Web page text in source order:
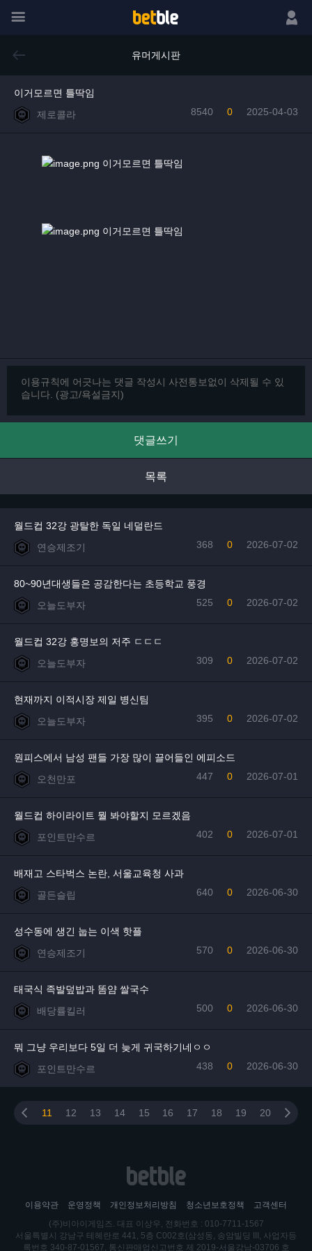
메뉴 유머게시판
이거모르면 틀딱임
제로콜라
2025-04-03
0
8540
댓글쓰기
목록
월드컵 32강 광탈한 독일 네덜란드
연승제조기
2026-07-02
0
368
80~90년대생들은 공감한다는 초등학교 풍경
오늘도부자
2026-07-02
0
525
월드컵 32강 홍명보의 저주 ㄷㄷㄷ
오늘도부자
2026-07-02
0
309
현재까지 이적시장 제일 병신팀
오늘도부자
2026-07-02
0
395
원피스에서 남성 팬들 가장 많이 끌어들인 에피소드
오천만포
2026-07-01
0
447
월드컵 하이라이트 뭘 봐야할지 모르겠음
포인트만수르
2026-07-01
0
402
배재고 스타벅스 논란, 서울교육청 사과
골든슬립
2026-06-30
0
640
성수동에 생긴 눕는 이색 핫플
연승제조기
2026-06-30
0
570
태국식 족발덮밥과 똠얌 쌀국수
배당률킬러
2026-06-30
0
500
뭐 그냥 우리보다 5일 더 늦게 귀국하기네ㅇㅇ
포인트만수르
2026-06-30
0
438
11 12 13 14 15 16 17 18 19 20
이용약관 운영정책 개인정보처리방침 청소년보호정책
고객센터
(주)비아이게임즈. 대표 이상우, 전화번호 : 010-7711-1567
서울특별시 강남구 테헤란로 441, 5층 C002호(삼성동, 송암빌딩 III, 사업자등
록번호 340-87-01567, 통신판매업신고번호 제 2019-서울강남-03706 호